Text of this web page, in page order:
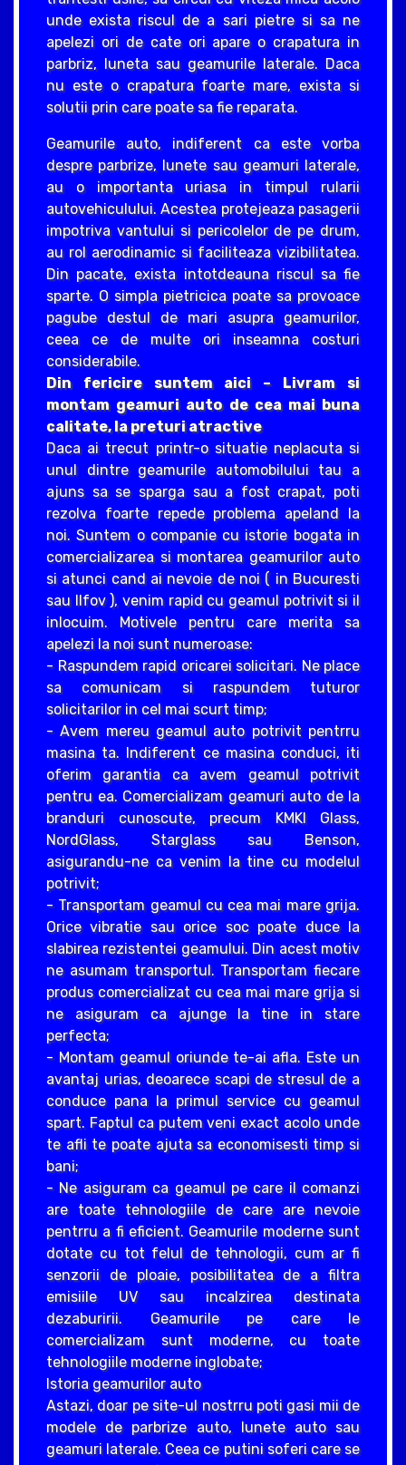
unde exista riscul de a sari pietre si sa ne
apelezi ori de cate ori apare o crapatura in
parbriz, luneta sau geamurile laterale. Daca
nu este o crapatura foarte mare, exista si
solutii prin care poate sa fie reparata.
Geamurile auto, indiferent ca este vorba
despre parbrize, lunete sau geamuri laterale,
au o importanta uriasa in timpul rularii
autovehiculului. Acestea protejeaza pasagerii
impotriva vantului si pericolelor de pe drum,
au rol aerodinamic si faciliteaza vizibilitatea.
Din pacate, exista intotdeauna riscul sa fie
sparte. O simpla pietricica poate sa provoace
pagube destul de mari asupra geamurilor,
ceea ce de multe ori inseamna costuri
considerabile.
Din fericire suntem aici – Livram si
montam geamuri auto de cea mai buna
calitate, la preturi atractive
Daca ai trecut printr-o situatie neplacuta si
unul dintre geamurile automobilului tau a
ajuns sa se sparga sau a fost crapat, poti
rezolva foarte repede problema apeland la
noi. Suntem o companie cu istorie bogata in
comercializarea si montarea geamurilor auto
si atunci cand ai nevoie de noi ( in Bucuresti
sau Ilfov ), venim rapid cu geamul potrivit si il
inlocuim. Motivele pentru care merita sa
apelezi la noi sunt numeroase:
- Raspundem rapid oricarei solicitari. Ne place
sa comunicam si raspundem tuturor
solicitarilor in cel mai scurt timp;
- Avem mereu geamul auto potrivit pentrru
masina ta. Indiferent ce masina conduci, iti
oferim garantia ca avem geamul potrivit
pentru ea. Comercializam geamuri auto de la
branduri cunoscute, precum KMKI Glass,
NordGlass, Starglass sau Benson,
asigurandu-ne ca venim la tine cu modelul
potrivit;
- Transportam geamul cu cea mai mare grija.
Orice vibratie sau orice soc poate duce la
slabirea rezistentei geamului. Din acest motiv
ne asumam transportul. Transportam fiecare
produs comercializat cu cea mai mare grija si
ne asiguram ca ajunge la tine in stare
perfecta;
- Montam geamul oriunde te-ai afla. Este un
avantaj urias, deoarece scapi de stresul de a
conduce pana la primul service cu geamul
spart. Faptul ca putem veni exact acolo unde
te afli te poate ajuta sa economisesti timp si
bani;
- Ne asiguram ca geamul pe care il comanzi
are toate tehnologiile de care are nevoie
pentrru a fi eficient. Geamurile moderne sunt
dotate cu tot felul de tehnologii, cum ar fi
senzorii de ploaie, posibilitatea de a filtra
emisiile UV sau incalzirea destinata
dezaburirii. Geamurile pe care le
comercializam sunt moderne, cu toate
tehnologiile moderne inglobate;
Istoria geamurilor auto
Astazi, doar pe site-ul nostrru poti gasi mii de
modele de parbrize auto, lunete auto sau
geamuri laterale. Ceea ce putini soferi care se